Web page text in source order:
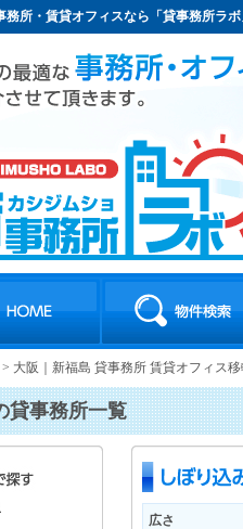
務所・賃貸オフィスなら「貸事務所ラ
> 大阪｜新福島 貸事務所 賃貸オフィス
貸事務所一覧
広さ